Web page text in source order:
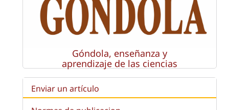
Góndola, enseñanza y
aprendizaje de las ciencias
Enviar un artículo